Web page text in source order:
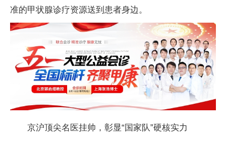
准的甲状腺诊疗资源送到患者身边。
京沪顶尖名医挂帅，彰显“国家队”硬核实力